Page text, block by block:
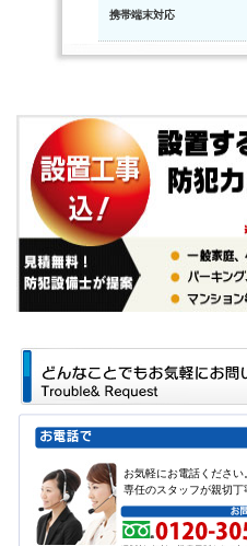
携帯端末対応
お気軽にお電話ください
専任のスタッフが親切丁